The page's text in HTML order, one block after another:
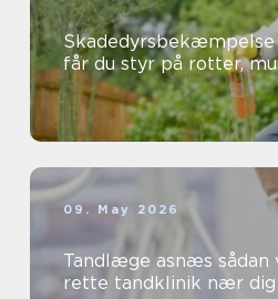
Skadedyrsbekæmpelse
får du styr på rotter,
09. May 2026
Tandlæge asnæs sådan vælger du den
rette tandklinik nær dig